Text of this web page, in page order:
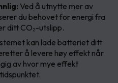
Ved å utnytte mer av
du behovet for energi fra
ditt CO₂-utslipp.
kan lade batteriet ditt
å levere høy effekt når
av hvor mye effekt